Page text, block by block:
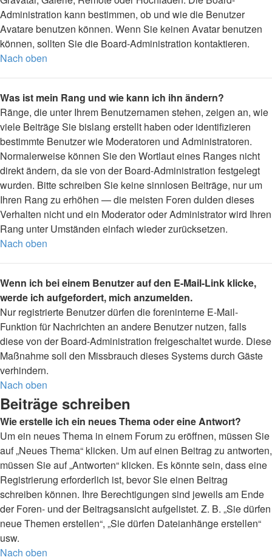
Administration kann bestimmen, ob und wie die Benutzer
Avatare benutzen können. Wenn Sie keinen Avatar benutzen
können, sollten Sie die Board-Administration kontaktieren.
Nach oben
Was ist mein Rang und wie kann ich ihn ändern?
Ränge, die unter Ihrem Benutzernamen stehen, zeigen an, wie
viele Beiträge Sie bislang erstellt haben oder identifizieren
bestimmte Benutzer wie Moderatoren und Administratoren.
Normalerweise können Sie den Wortlaut eines Ranges nicht
direkt ändern, da sie von der Board-Administration festgelegt
wurden. Bitte schreiben Sie keine sinnlosen Beiträge, nur um
Ihren Rang zu erhöhen — die meisten Foren dulden dieses
Verhalten nicht und ein Moderator oder Administrator wird Ihren
Rang unter Umständen einfach wieder zurücksetzen.
Nach oben
Wenn ich bei einem Benutzer auf den E-Mail-Link klicke,
werde ich aufgefordert, mich anzumelden.
Nur registrierte Benutzer dürfen die foreninterne E-Mail-
Funktion für Nachrichten an andere Benutzer nutzen, falls
diese von der Board-Administration freigeschaltet wurde. Diese
Maßnahme soll den Missbrauch dieses Systems durch Gäste
verhindern.
Nach oben
Beiträge schreiben
Wie erstelle ich ein neues Thema oder eine Antwort?
Um ein neues Thema in einem Forum zu eröffnen, müssen Sie
auf „Neues Thema“ klicken. Um auf einen Beitrag zu antworten,
müssen Sie auf „Antworten“ klicken. Es könnte sein, dass eine
Registrierung erforderlich ist, bevor Sie einen Beitrag
schreiben können. Ihre Berechtigungen sind jeweils am Ende
der Foren- und der Beitragsansicht aufgelistet. Z. B. „Sie dürfen
neue Themen erstellen“, „Sie dürfen Dateianhänge erstellen“
usw.
Nach oben